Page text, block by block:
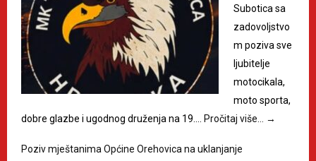
Subotica sa
zadovoljstvo
m poziva sve
ljubitelje
motocikala,
moto sporta,
dobre glazbe i ugodnog druženja na 19.… Pročitaj više… →
Poziv mještanima Općine Orehovica na uklanjanje